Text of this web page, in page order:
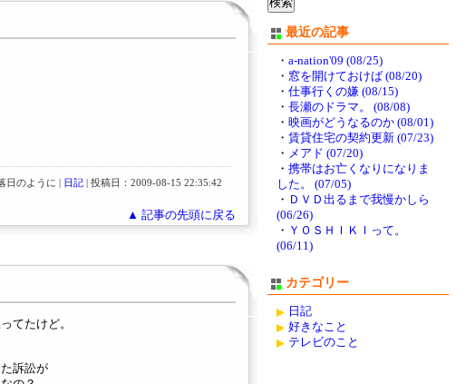
日のように | 日記 | 投稿日：2009-08-15 22:35:42
▲ 記事の先頭に戻る
てたけど。
訴訟が
最近の記事
・ a-nation'09 (08/25)
・ 窓を開けておけば (08/20)
・ 仕事行くの嫌 (08/15)
・ 長瀬のドラマ。 (08/08)
・ 映画がどうなるのか (08/01)
・ 賃貸住宅の契約更新 (07/23)
・ メアド (07/20)
・ 携帯はお亡くなりになりま
した。 (07/05)
・ ＤＶＤ出るまで我慢かしら
(06/26)
・ ＹＯＳＨＩＫＩって。
(06/11)
カテゴリー
日記
好きなこと
テレビのこと